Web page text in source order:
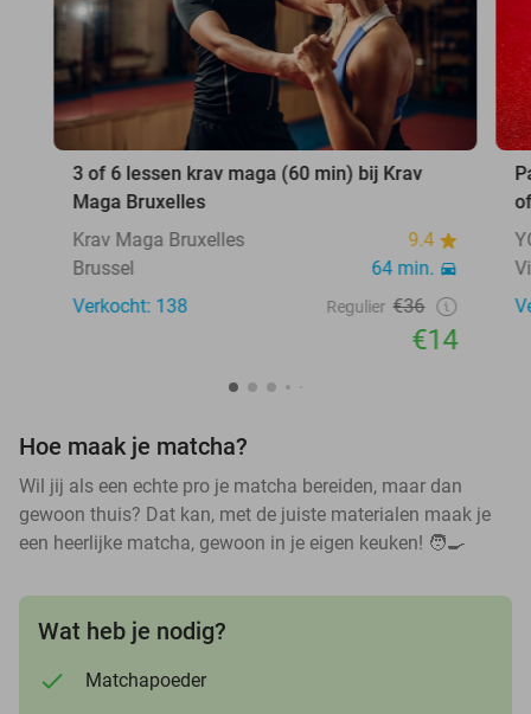
3 of 6 lessen krav maga (60 min) bij Krav
Maga Bruxelles
Krav Maga Bruxelles
9.4
Brussel
64 min.
Verkocht: 138
Regulier €36
€14
Hoe maak je matcha?
Wil jij als een echte pro je matcha bereiden, maar dan
gewoon thuis? Dat kan, met de juiste materialen maak je
een heerlijke matcha, gewoon in je eigen keuken! 🧑🍳
Wat heb je nodig?
Matchapoeder